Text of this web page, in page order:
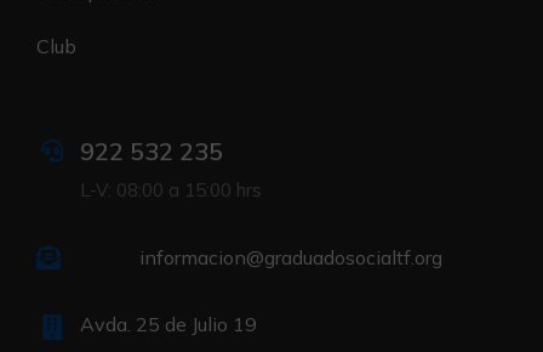
Club
922 532 235
L-V: 08:00 a 15:00 hrs
informacion@graduadosocialtf.org
Avda. 25 de Julio 19